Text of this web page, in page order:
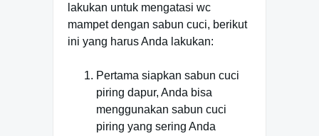
lakukan untuk mengatasi wc
mampet dengan sabun cuci, berikut
ini yang harus Anda lakukan:
Pertama siapkan sabun cuci
piring dapur, Anda bisa
menggunakan sabun cuci
piring yang sering Anda